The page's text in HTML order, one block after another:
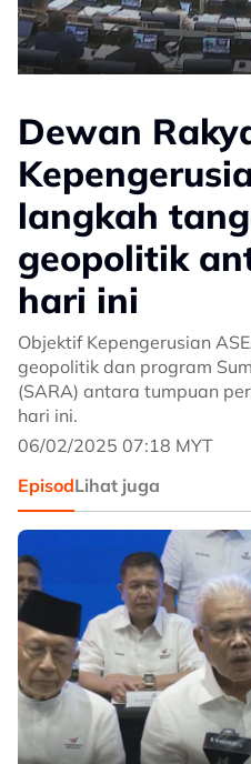
Dewan
langkah
geopolitik
hari ini
Objektif Kepengerusian
geopolitik dan program
(SARA) antara tumpuan
hari ini.
06/02/2025 07:18 MYT
EpisodLihat juga